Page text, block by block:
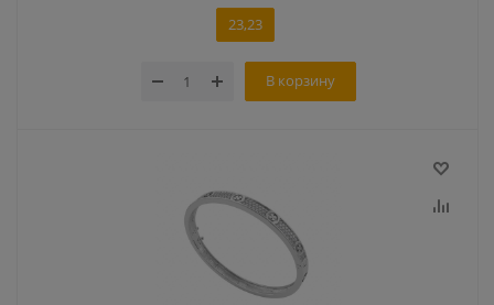
23,23
В корзину